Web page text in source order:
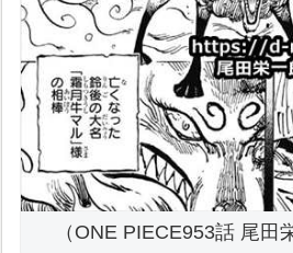
（ONE PIECE953話 尾田